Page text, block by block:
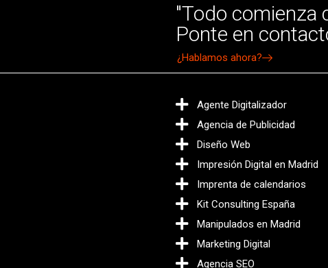
"Todo comienza
Ponte en
¿Hablamos ahora?
Agente Digitalizador
Agencia de Publicidad
Diseño Web
Impresión Digital en Madrid
Imprenta de calendarios
Kit Consulting España
Manipulados en Madrid
Marketing Digital
Agencia SEO